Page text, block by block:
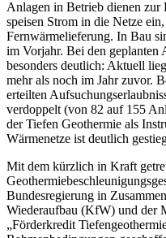
Anlagen in Betrieb dienen
speisen Strom in die Netze
Fernwärmelieferung. In Bau
im Vorjahr. Bei den
besonders deutlich: Aktuell
mehr als noch im Jahr zuvor.
erteilten
verdoppelt (von 82 auf 155
der Tiefen Geothermie als
Wärmenetze ist deutlich
Mit dem kürzlich in Kraft
Bundesregierung in
Wiederaufbau (KfW) und der
„Förderkredit